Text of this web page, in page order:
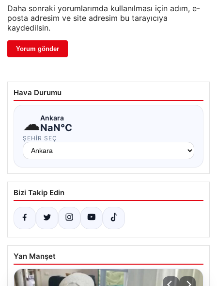
Daha sonraki yorumlarımda kullanılması için adım, e-
posta adresim ve site adresim bu tarayıcıya
kaydedilsin.
Hava Durumu
☁Ankara
NaN°C
ŞEHIR SEÇ
Bizi Takip Edin
Yan Manşet